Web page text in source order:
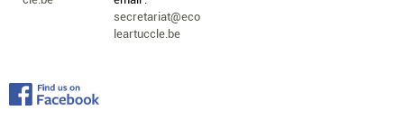
secretariat@eco
leartuccle.be